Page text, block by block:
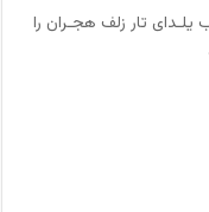
تار زلف هجـران را